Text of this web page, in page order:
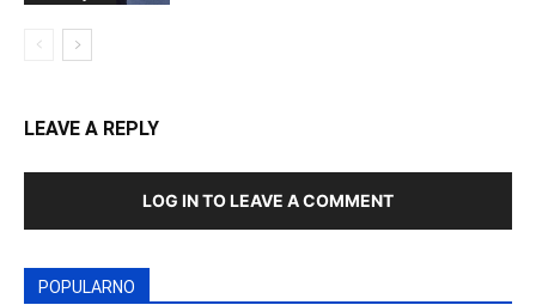
LEAVE A REPLY
LOG IN TO LEAVE A COMMENT
POPULARNO